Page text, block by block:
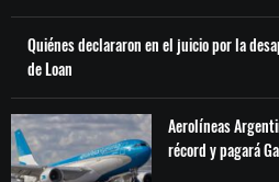
Quiénes declararon en el juicio por la
de Loan
Aerolíneas
récord y pagará